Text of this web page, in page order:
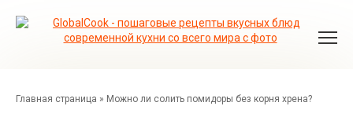
Главная страница » Можно ли солить помидоры без корня хрена?